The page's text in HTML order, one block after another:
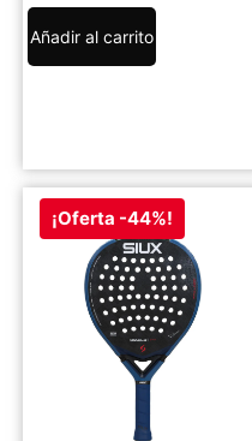
Añadir al carrito
¡Oferta -44%!